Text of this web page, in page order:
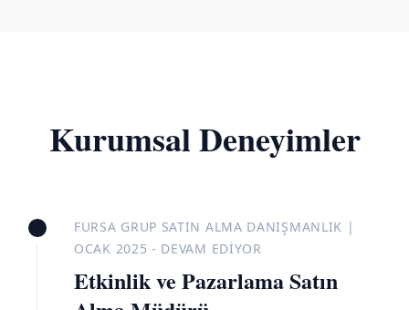
Kurumsal Deneyimler
FURSA GRUP SATIN ALMA DANIŞMANLIK |
OCAK 2025 - DEVAM EDIYOR
Etkinlik ve Pazarlama Satın